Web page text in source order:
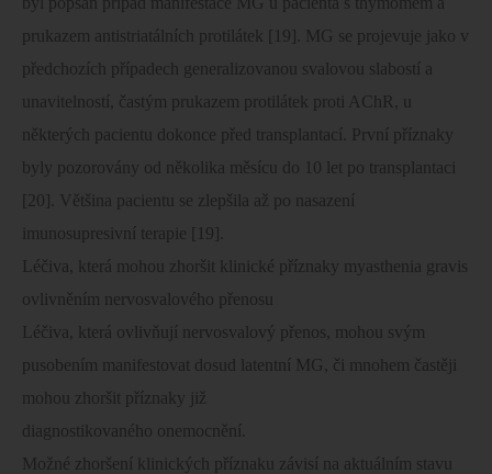
prukazem antistriatálních protilátek [19]. MG se projevuje jako v
předchozích případech generalizovanou svalovou slabostí a
unavitelností, častým prukazem protilátek proti AChR, u
některých pacientu dokonce před transplantací. První příznaky
byly pozorovány od několika měsícu do 10 let po transplantaci
[20]. Většina pacientu se zlepšila až po nasazení
imunosupresivní terapie [19].
Léčiva, která mohou zhoršit klinické příznaky myasthenia gravis
ovlivněním nervosvalového přenosu
Léčiva, která ovlivňují nervosvalový přenos, mohou svým
pusobením manifestovat dosud latentní MG, či mnohem častěji
mohou zhoršit příznaky již
diagnostikovaného onemocnění.
Možné zhoršení klinických příznaku závisí na aktuálním stavu